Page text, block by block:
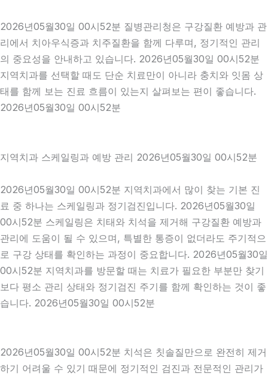
2026년05월30일 00시52분 질병관리청은 구강질환 예방과 관
리에서 치아우식증과 치주질환을 함께 다루며, 정기적인 관리
의 중요성을 안내하고 있습니다. 2026년05월30일 00시52분
지역치과를 선택할 때도 단순 치료만이 아니라 충치와 잇몸 상
태를 함께 보는 진료 흐름이 있는지 살펴보는 편이 좋습니다.
2026년05월30일 00시52분
지역치과 스케일링과 예방 관리 2026년05월30일 00시52분
2026년05월30일 00시52분 지역치과에서 많이 찾는 기본 진
료 중 하나는 스케일링과 정기검진입니다. 2026년05월30일
00시52분 스케일링은 치태와 치석을 제거해 구강질환 예방과
관리에 도움이 될 수 있으며, 특별한 통증이 없더라도 주기적으
로 구강 상태를 확인하는 과정이 중요합니다. 2026년05월30일
00시52분 지역치과를 방문할 때는 치료가 필요한 부분만 찾기
보다 평소 관리 상태와 정기검진 주기를 함께 확인하는 것이 좋
습니다. 2026년05월30일 00시52분
2026년05월30일 00시52분 치석은 칫솔질만으로 완전히 제거
하기 어려울 수 있기 때문에 정기적인 검진과 전문적인 관리가